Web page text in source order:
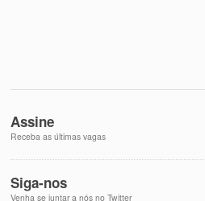
Assine
Receba as últimas vagas
Siga-nos
Venha se juntar a nós no Twitter